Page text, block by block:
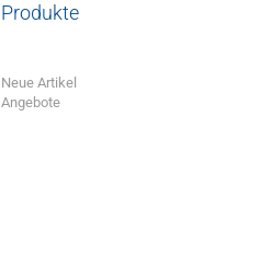
Produkte
Neue Artikel
Angebote